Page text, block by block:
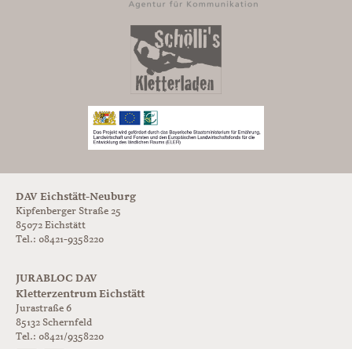
DAV Eichstätt-Neuburg
Kipfenberger Straße 25
85072 Eichstätt
Tel.: 08421-9358220
JURABLOC DAV
Kletterzentrum Eichstätt
Jurastraße 6
85132 Schernfeld
Tel.: 08421/9358220